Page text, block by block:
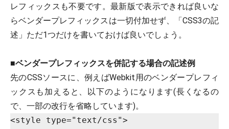
レフィックスも不要です。最新版で表示できれば良いな
らベンダープレフィックスは一切付加せず、「CSS3の記
述」ただ1つだけを書いておけば良いでしょう。
■ベンダープレフィックスを併記する場合の記述例
先のCSSソースに、例えばWebkit用のベンダープレフィ
ックスも加えると、以下のようになります(長くなるの
で、一部の改行を省略しています)。
<style type="text/css">